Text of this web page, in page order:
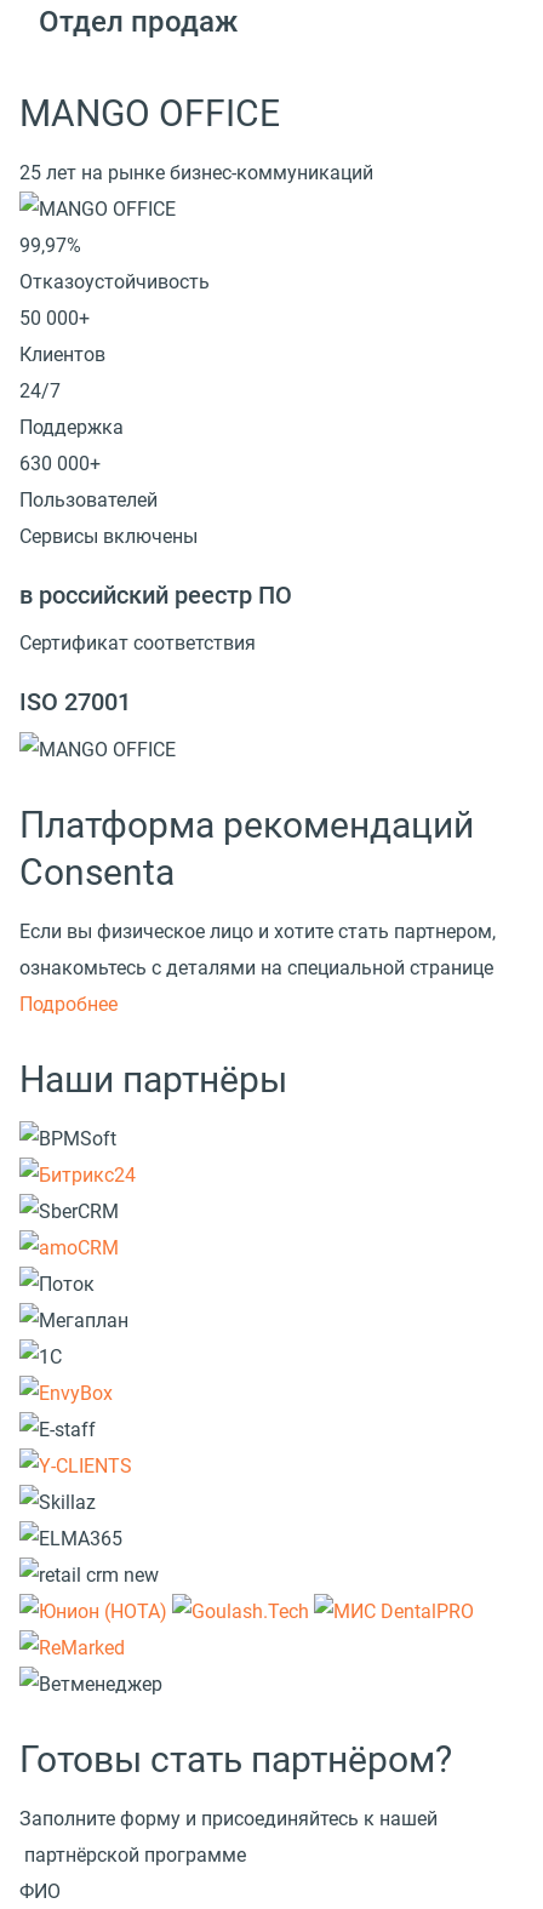
Отдел продаж
MANGO OFFICE
25 лет на рынке бизнес-коммуникаций
99,97%
Отказоустойчивость
50 000+
Клиентов
24/7
Поддержка
630 000+
Пользователей
Сервисы включены
в российский реестр ПО
Сертификат соответствия
ISO 27001
Платформа рекомендаций
Consenta
Если вы физическое лицо и хотите стать партнером,
ознакомьтесь с деталями на специальной странице
Подробнее
Наши партнёры
Готовы стать партнёром?
Заполните форму и присоединяйтесь к нашей
партнёрской программе
ФИО